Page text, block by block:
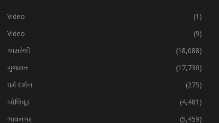
Video
(1)
Video
(9)
અમરેલી
(18,088)
ગુજરાત
(17,730)
ધર્મ દર્શન
(275)
બોલિવૂડ
(4,481)
ભાવનગર
(5,459)